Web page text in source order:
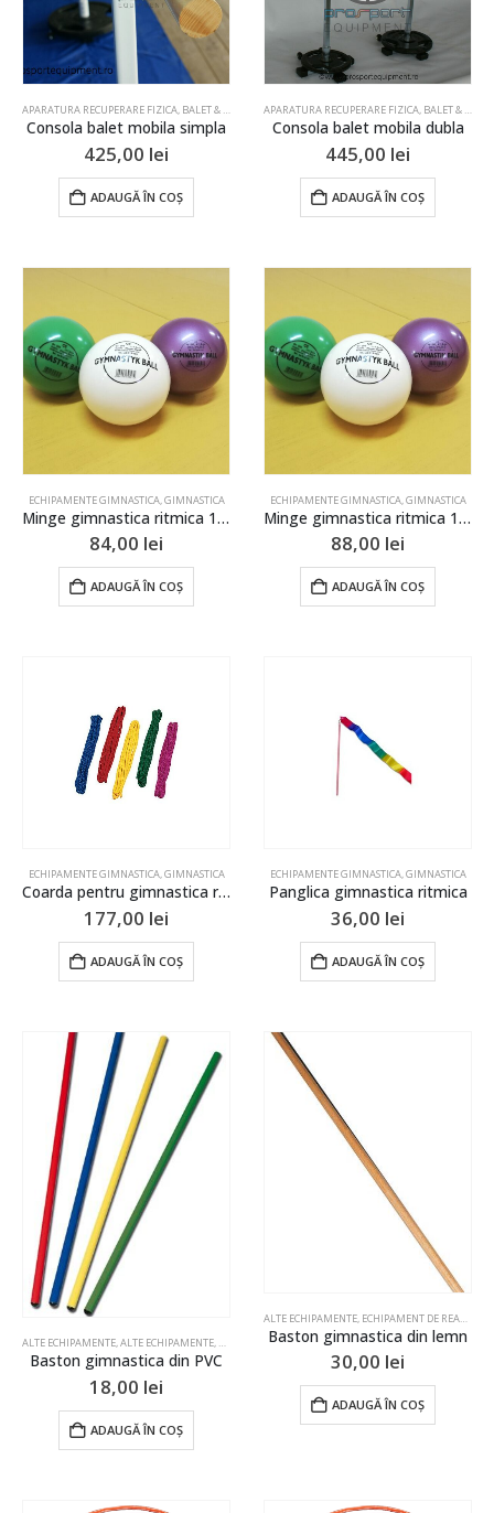
APARATURA RECUPERARE FIZICA, BALET & GIMNASTICA ARTISTICA ,ECHIPAMENT DE REABILITARE
Consola balet mobila simpla
425,00 lei
ADAUGĂ ÎN COȘ
APARATURA RECUPERARE FIZICA, BALET & GIMNASTICA ARTISTICA
Consola balet mobila dubla
445,00 lei
ADAUGĂ ÎN COȘ
ECHIPAMENTE GIMNASTICA,GIMNASTICA
Minge gimnastica ritmica 17,5cm
84,00 lei
ADAUGĂ ÎN COȘ
ECHIPAMENTE GIMNASTICA,GIMNASTICA
Minge gimnastica ritmica 19cm
88,00 lei
ADAUGĂ ÎN COȘ
ECHIPAMENTE GIMNASTICA,GIMNASTICA
Coarda pentru gimnastica ritmica
177,00 lei
ADAUGĂ ÎN COȘ
ECHIPAMENTE GIMNASTICA,GIMNASTICA
Panglica gimnastica ritmica
36,00 lei
ADAUGĂ ÎN COȘ
ALTE ECHIPAMENTE,ALTE ECHIPAMENTE, ECHIPAMENT DE REABILITARE,ECHIPAMENTE GIMNASTICA
Baston gimnastica din PVC
18,00 lei
ADAUGĂ ÎN COȘ
ALTE ECHIPAMENTE, ECHIPAMENT DE REABILITARE
Baston gimnastica din lemn
30,00 lei
ADAUGĂ ÎN COȘ